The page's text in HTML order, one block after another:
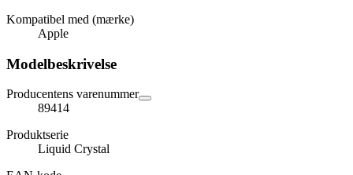
Kompatibel med (mærke)
Apple
Modelbeskrivelse
Producentens varenummer
89414
Produktserie
Liquid Crystal